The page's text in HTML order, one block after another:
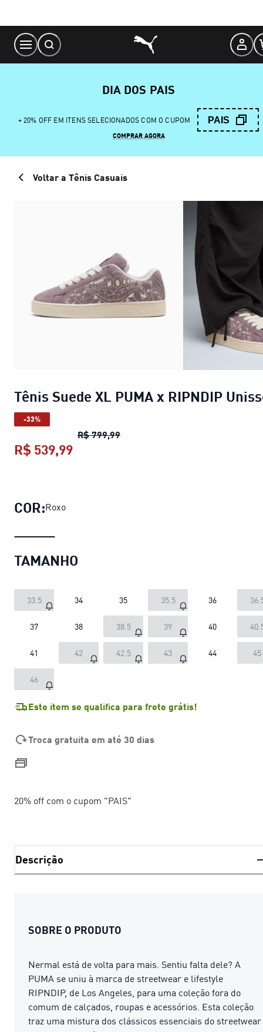
Content
DIA DOS PAIS
+ 20% OFF EM ITENS SELECIONADOS COM O CUPOM PAIS
COMPRAR AGORA
Voltar a Tênis Casuais
Tênis Suede XL PUMA x RIPNDIP
-33%
R$ 799,99Tênis Suede XL PUMA x RIPNDIP
R$ 539,99
COR:Roxo
TAMANHO
33.5 34 35 35.5 36
37 38 38.5 39 40
41 42 42.5 43 44 45
46
Este item se qualifica para frete grátis!
Troca gratuita em até 30 dias
20% off com o cupom "PAIS"
Descrição
SOBRE O PRODUTO
Nermal está de volta para mais. Sentiu falta dele? A
PUMA se uniu à marca de streetwear e lifestyle
RIPNDIP, de Los Angeles, para uma coleção fora do
comum de calçados, roupas e acessórios. Esta coleção
traz uma mistura dos clássicos essenciais do streetwear